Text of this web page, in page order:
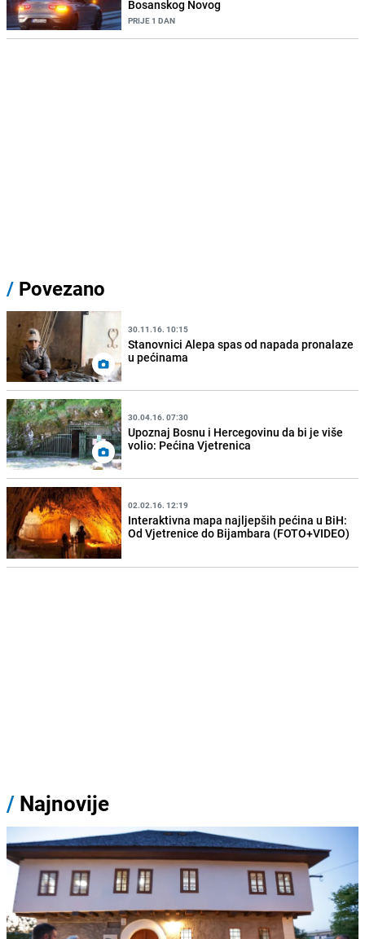
Bosanskog Novog
PRIJE 1 DAN
/ Povezano
30.11.16. 10:15
Stanovnici Alepa spas od napada pronalaze
u pećinama
30.04.16. 07:30
Upoznaj Bosnu i Hercegovinu da bi je više
volio: Pećina Vjetrenica
02.02.16. 12:19
Interaktivna mapa najljepših pećina u BiH:
Od Vjetrenice do Bijambara (FOTO+VIDEO)
/ Najnovije